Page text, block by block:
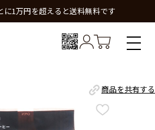
に1万円を超えると送料無料です
商品を共有する